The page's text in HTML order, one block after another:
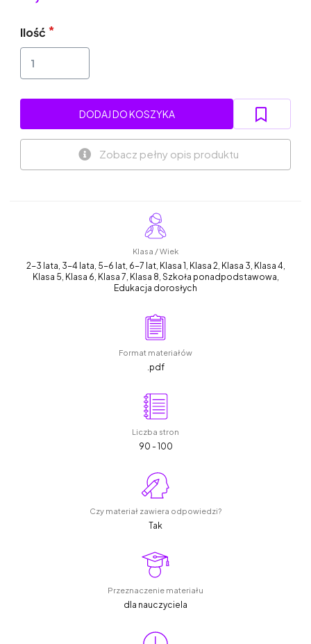
Ilość
DODAJ DO KOSZYKA
Zobacz pełny opis produktu
Klasa / Wiek
2-3 lata, 3-4 lata, 5-6 lat, 6-7 lat, Klasa 1, Klasa 2, Klasa 3, Klasa 4,
Klasa 5, Klasa 6, Klasa 7, Klasa 8, Szkoła ponadpodstawowa,
Edukacja dorosłych
Format materiałów
.pdf
Liczba stron
90 - 100
Czy materiał zawiera odpowiedzi?
Tak
Przeznaczenie materiału
dla nauczyciela